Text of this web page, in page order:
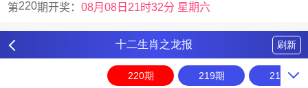
十二生肖之龙报 刷新
220期 219期 218期